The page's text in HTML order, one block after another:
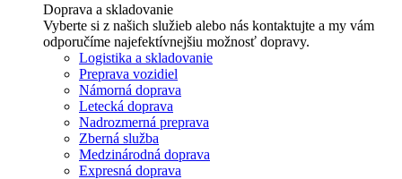
Doprava a skladovanie
Vyberte si z našich služieb alebo nás kontaktujte a my vám
odporučíme najefektívnejšiu možnosť dopravy.
Logistika a skladovanie
Preprava vozidiel
Námorná doprava
Letecká doprava
Nadrozmerná preprava
Zberná služba
Medzinárodná doprava
Expresná doprava